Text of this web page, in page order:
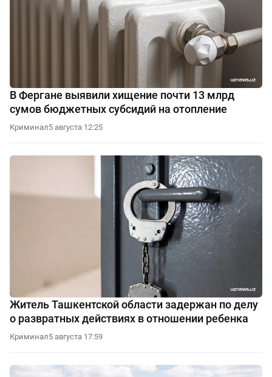
В Фергане выявили хищение почти 13 млрд
сумов бюджетных субсидий на отопление
Криминал5 августа 12:25
Житель Ташкентской области задержан по делу
о развратных действиях в отношении ребенка
Криминал5 августа 17:59